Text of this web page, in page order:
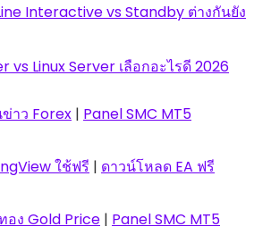
Interactive vs Standby ต่างกันยัง
vs Linux Server เลือกอะไรดี 2026
าว Forex | Panel SMC MT5
ใช้ฟรี | ดาวน์โหลด EA ฟรี
อง Gold Price | Panel SMC MT5